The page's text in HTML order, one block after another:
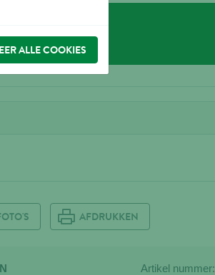
AFDRUKKEN
Artikel nummer:
ALLE COOKIES